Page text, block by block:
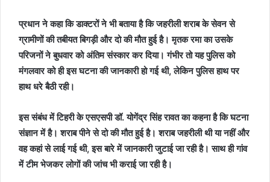
प्रधान ने कहा कि डाक्टरों ने भी बताया है कि जहरीली शराब के सेवन से
ग्रामीणों की तबीयत बिगड़ी और दो की मौत हुई है। मृतक रमा का उसके
परिजनों ने बुधवार को अंतिम संस्कार कर दिया। गंभीर तो यह पुलिस को
मंगलवार को ही इस घटना की जानकारी हो गई थी, लेकिन पुलिस हाथ पर
हाथ धरे बैठी रही।
इस संबंध में टिहरी के एसएसपी डॉ. योगेंद्र सिंह रावत का कहना है कि घटना
संज्ञान में है। शराब पीने से दो की मौत हुई है। शराब जहरीली थी या नहीं और
वह कहां से लाई गई थी, इस बारे में जानकारी जुटाई जा रही है। साथ ही गांव
में टीम भेजकर लोगों की जांच भी कराई जा रही है।